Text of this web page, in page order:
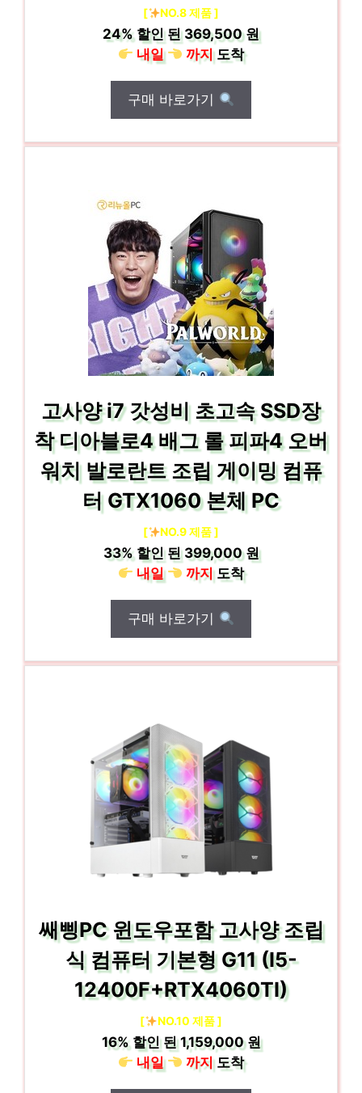
[ NO.8 제품 ]
24%할인 된369,500 원
내일
까지도착
구매 바로가기
고사양 i7 갓성비 초고속 SSD장
착 디아블로4 배그 롤 피파4 오버
워치 발로란트 조립 게이밍 컴퓨
터 GTX1060 본체 PC
[ NO.9 제품 ]
33%할인 된399,000 원
내일
까지도착
구매 바로가기
쌔삥PC 윈도우포함 고사양 조립
식 컴퓨터 기본형 G11 (I5-
12400F+RTX4060TI)
[ NO.10 제품 ]
16%할인 된1,159,000 원
내일
까지도착